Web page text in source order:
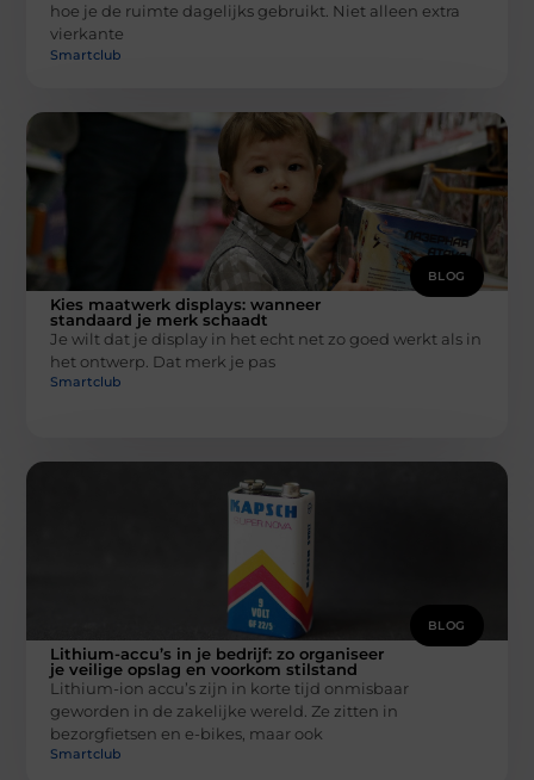
hoe je de ruimte dagelijks gebruikt. Niet alleen extra
vierkante
Smartclub
BLOG
Kies maatwerk displays: wanneer
standaard je merk schaadt
Je wilt dat je display in het echt net zo goed werkt als in
het ontwerp. Dat merk je pas
Smartclub
BLOG
Lithium-accu’s in je bedrijf: zo organiseer
je veilige opslag en voorkom stilstand
Lithium-ion accu’s zijn in korte tijd onmisbaar
geworden in de zakelijke wereld. Ze zitten in
bezorgfietsen en e-bikes, maar ook
Smartclub